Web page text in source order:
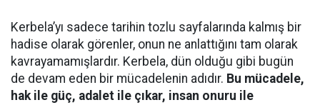
Kerbela’yı sadece tarihin tozlu sayfalarında kalmış bir
hadise olarak görenler, onun ne anlattığını tam olarak
kavrayamamışlardır. Kerbela, dün olduğu gibi bugün
de devam eden bir mücadelenin adıdır. Bu mücadele,
hak ile güç, adalet ile çıkar, insan onuru ile